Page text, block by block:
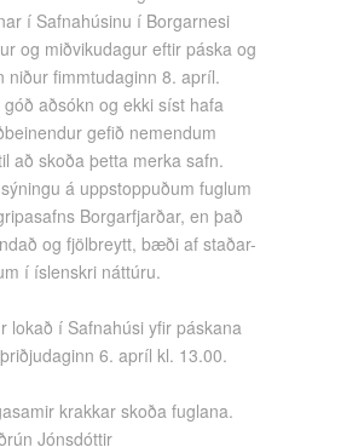
í Safnahúsinu í Borgarnesi
og miðvikudagur eftir páska og
niður fimmtudaginn 8. apríl.
aðsókn og ekki síst hafa
gefið nemendum
að skoða þetta merka safn.
á uppstoppuðum fuglum
Borgarfjarðar, en það
og fjölbreytt, bæði af staðar-
í íslenskri náttúru.
lokað í Safnahúsi yfir páskana
6. apríl kl. 13.00.
krakkar skoða fuglana.
Jónsdóttir